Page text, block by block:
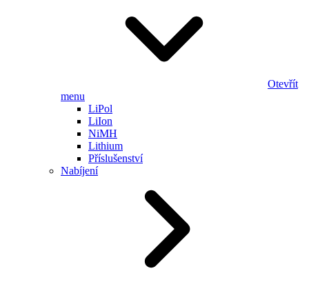
Otevřít
menu
LiPol
LiIon
NiMH
Lithium
Příslušenství
Nabíjení